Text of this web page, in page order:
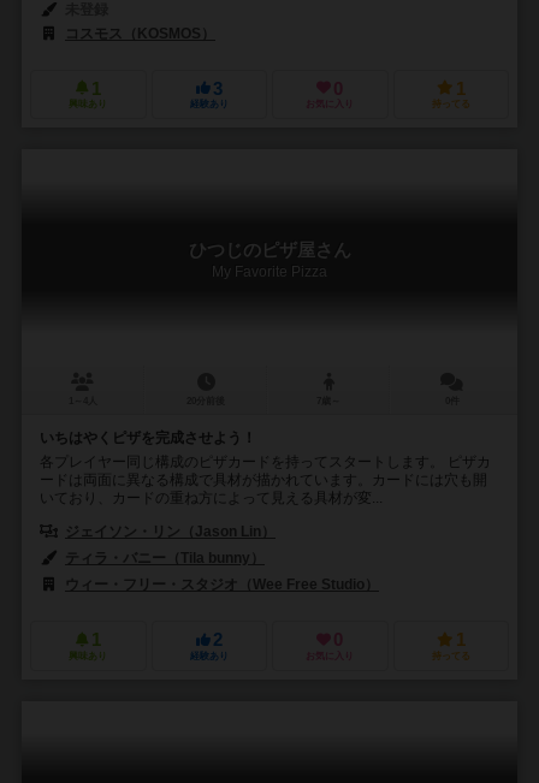
コスモス（KOSMOS）
1
興味あり
3
経験あり
0
お気に入り
1
持ってる
ひつじのピザ屋さん
My Favorite Pizza
いちはやくピザを完成させよう！
各プレイヤー同じ構成のピザカードを持ってスタートします。 ピザカ
ードは両面に異なる構成で具材が描かれています。カードには穴も開
いており、カードの重ね方によって見える具材が変...
ジェイソン・リン（Jason Lin）
ティラ・バニー（Tila bunny）
ウィー・フリー・スタジオ（Wee Free Studio）
1
興味あり
2
経験あり
0
お気に入り
1
持ってる